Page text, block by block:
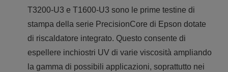
T3200-U3 e T1600-U3 sono le prime testine di
stampa della serie PrecisionCore di Epson dotate
di riscaldatore integrato. Questo consente di
espellere inchiostri UV di varie viscosità ampliando
la gamma di possibili applicazioni, soprattutto nei